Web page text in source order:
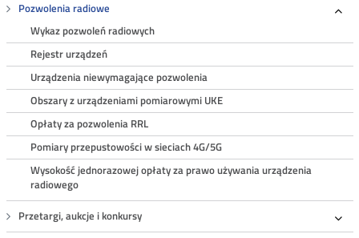
Pozwolenia radiowe
Wykaz pozwoleń radiowych
Rejestr urządzeń
Urządzenia niewymagające pozwolenia
Obszary z urządzeniami pomiarowymi UKE
Opłaty za pozwolenia RRL
Pomiary przepustowości w sieciach 4G/5G
Wysokość jednorazowej opłaty za prawo używania urządzenia
radiowego
Przetargi, aukcje i konkursy